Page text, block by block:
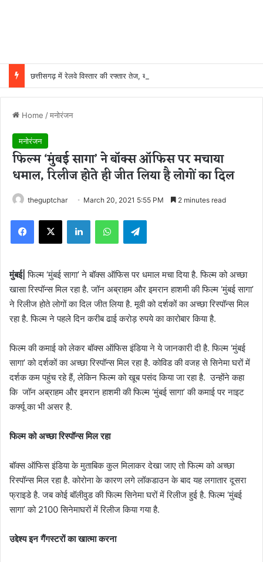
Home /मनोरंजन
मनोरंजन
फिल्म ‘मुंबई सागा’ ने बॉक्स ऑफिस पर मचाया
धमाल, रिलीज होते ही जीत लिया है लोगों का दिल
theguptchar March 20, 2021 5:55 PM 2 minutes read
मुंबई|फिल्म ‘मुंबई सागा’ ने बॉक्स ऑफिस पर धमाल मचा दिया है. फिल्म को अच्छा
खासा रिस्पॉन्स मिल रहा है.जॉन अब्राहम और इमरान हाशमी की फिल्म ‘मुंबई सागा’
ने रिलीज होते लोगों का दिल जीत लिया है. मूवी को दर्शकों का अच्छा रिस्पॉन्स मिल
रहा है. फिल्म ने पहले दिन करीब ढाई करोड़ रुपये का कारोबार किया है.
फिल्म की कमाई को लेकर बॉक्स ऑफिस इंडिया ने ये जानकारी दी है. फिल्म ‘मुंबई
सागा’ को दर्शकों का अच्छा रिस्पॉन्स मिल रहा है. कोविड की वजह से सिनेमा घरों में
दर्शक कम पहुंच रहे हैं, लेकिन फिल्म को खूब पसंद किया जा रहा है. उन्होंने कहा
कि जॉन अब्राहम और इमरान हाशमी की फिल्म ‘मुंबई सागा’ की कमाई पर नाइट
कर्फ्यू का भी असर है.
फिल्म को अच्छा रिस्पॉन्स मिल रहा
बॉक्स ऑफिस इंडिया के मुताबिक कुल मिलाकर देखा जाए तो फिल्म को अच्छा
रिस्पॉन्स मिल रहा है. कोरोना के कारण लगे लॉकडाउन के बाद यह लगातार दूसरा
फ्राइडे है. जब कोई बॉलीवुड की फिल्म सिनेमा घरों में रिलीज हुई है. फिल्म ‘मुंबई
सागा’ को 2100 सिनेमाघरों में रिलीज किया गया है.
उद्देश्‍य इन गैंगस्‍टरों का खात्‍मा करना